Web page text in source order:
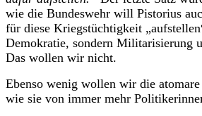
wie die Bundeswehr will Pistorius
für diese Kriegstüchtigkeit
Demokratie, sondern Militarisierung
Das wollen wir nicht.
Ebenso wenig wollen wir die
wie sie von immer mehr